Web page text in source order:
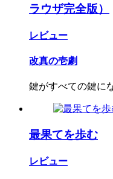
ラウザ完全版）
レビュー
改真の壱劇
鍵がすべての鍵に
最果てを歩む
レビュー